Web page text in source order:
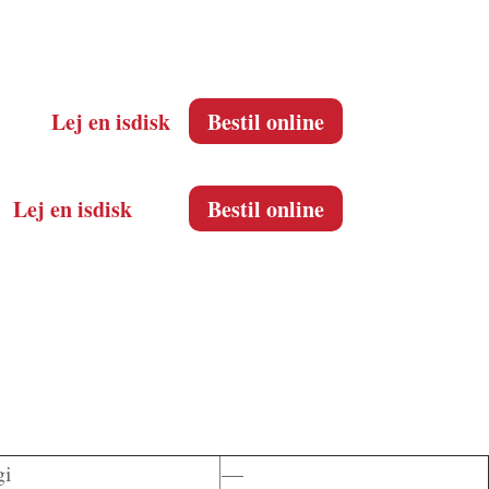
Lej en isdisk Bestil online
Lej en isdisk Bestil online
—